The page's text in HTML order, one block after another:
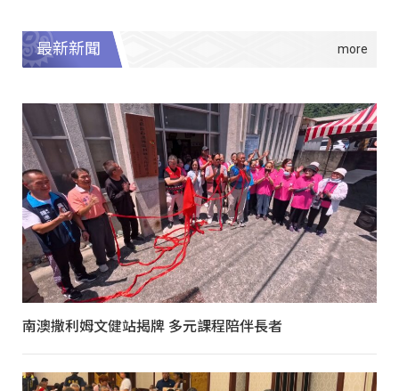
最新新聞
南澳撒利姆文健站揭牌 多元課程陪伴長者